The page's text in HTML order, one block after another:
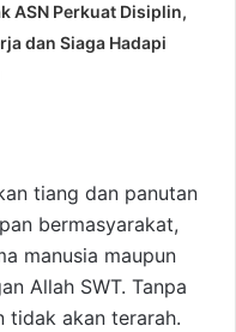
ASN Perkuat Disiplin,
dan Siaga Hadapi
tiang dan panutan
bermasyarakat,
manusia maupun
Allah SWT. Tanpa
tidak akan terarah.